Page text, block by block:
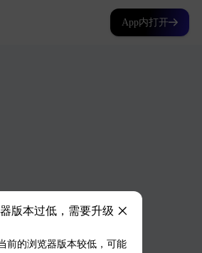
App内打开
版本过低，需要升级
前的浏览器版本较低，可能